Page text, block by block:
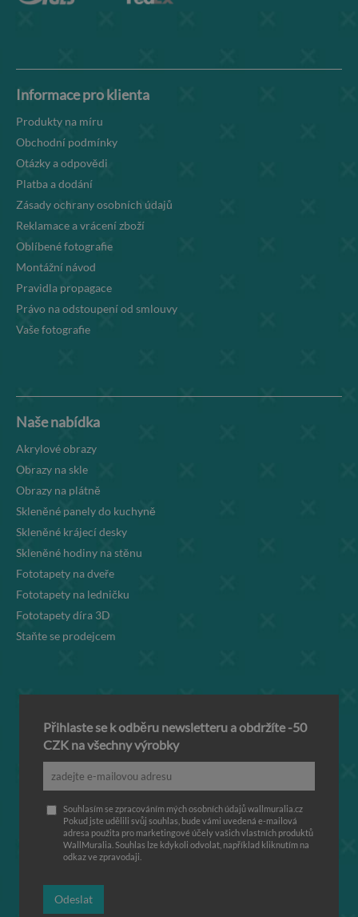
Informace pro klienta
Produkty na míru
Obchodní podmínky
Otázky a odpovědi
Platba a dodání
Zásady ochrany osobních údajů
Reklamace a vrácení zboží
Oblíbené fotografie
Montážní návod
Pravidla propagace
Právo na odstoupení od smlouvy
Vaše fotografie
Naše nabídka
Akrylové obrazy
Obrazy na skle
Obrazy na plátně
Skleněné panely do kuchyně
Skleněné krájecí desky
Skleněné hodiny na stěnu
Fototapety na dveře
Fototapety na ledničku
Fototapety díra 3D
Staňte se prodejcem
Přihlaste se k odběru newsletteru a obdržíte -50
CZK na všechny výrobky
Souhlasím se zpracováním mých osobních údajů wallmuralia.cz
Pokud jste udělili svůj souhlas, bude vámi uvedená e-mailová
adresa použita pro marketingové účely vašich vlastních produktů
WallMuralia. Souhlas lze kdykoli odvolat, například kliknutím na
odkaz ve zpravodaji.
Odeslat